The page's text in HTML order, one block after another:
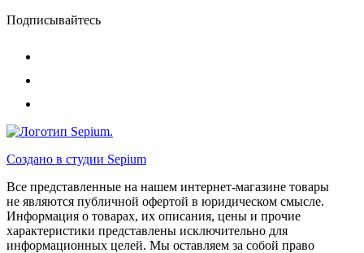
Подписывайтесь
Создано в студии Sepium
Все представленные на нашем интернет-магазине товары
не являются публичной офертой в юридическом смысле.
Информация о товарах, их описания, цены и прочие
характеристики представлены исключительно для
информационных целей. Мы оставляем за собой право